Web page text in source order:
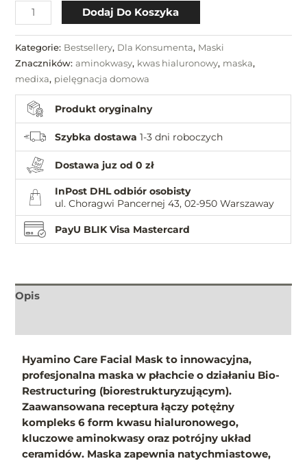
Dodaj Do Koszyka
Kategorie: Bestsellery, Dla Konsumenta, Maski
Znaczników:aminokwasy, kwas hialuronowy, maska,
medixa, pielęgnacja domowa
Produkt oryginalny
Szybka dostawa 1-3 dni roboczych
Dostawa juz od 0 zł
InPost DHL odbiór osobisty
ul. Choragwi Pancernej 43, 02-950 Warszaway
PayU BLIK Visa Mastercard
Opis
Hyamino Care Facial Mask to innowacyjna,
profesjonalna maska w płachcie o działaniu Bio-
Restructuring (biorestrukturyzującym).
Zaawansowana receptura łączy potężny
kompleks 6 form kwasu hialuronowego,
kluczowe aminokwasy oraz potrójny układ
ceramidów. Maska zapewnia natychmiastowe,